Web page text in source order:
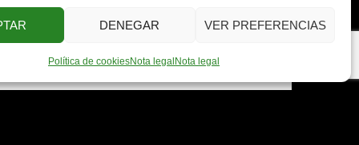
DENEGAR VER PREFERENCIAS
Política de cookiesNota legal Nota legal